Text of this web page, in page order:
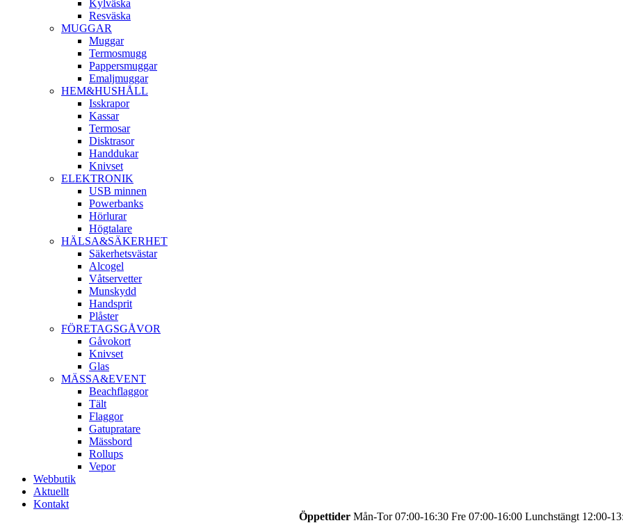
Kylväska
Resväska
MUGGAR
Muggar
Termosmugg
Pappersmuggar
Emaljmuggar
HEM&HUSHÅLL
Isskrapor
Kassar
Termosar
Disktrasor
Handdukar
Knivset
ELEKTRONIK
USB minnen
Powerbanks
Hörlurar
Högtalare
HÄLSA&SÄKERHET
Säkerhetsvästar
Alcogel
Våtservetter
Munskydd
Handsprit
Plåster
FÖRETAGSGÅVOR
Gåvokort
Knivset
Glas
MÄSSA&EVENT
Beachflaggor
Tält
Flaggor
Gatupratare
Mässbord
Rollups
Vepor
Webbutik
Aktuellt
Kontakt
Öppettider Mån-Tor 07:00-16:30 Fre 07:00-16:00 Lunchstängt 12:00-